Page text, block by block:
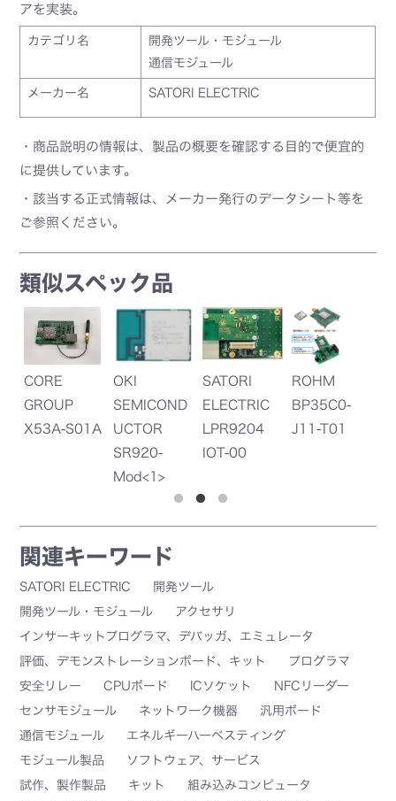
アを実装。
カテゴリ名
開発ツール・モジュール
通信モジュール
メーカー名 SATORI ELECTRIC
・商品説明の情報は、製品の概要を確認する目的で便宜的
に提供しています。
・該当する正式情報は、メーカー発行のデータシート等を
ご参照ください。
類似スペック品
CORE
GROUP
X53A-S01A
OKI
SEMICOND
UCTOR
SR920-
Mod<1>
SATORI
ELECTRIC
LPR9204
IOT-00
ROHM
BP35C0-
J11-T01
関連キーワード
SATORI ELECTRIC
開発ツール
開発ツール・モジュール
アクセサリ
インサーキットプログラマ、デバッガ、エミュレータ
評価、デモンストレーションボード、キット
プログラマ
安全リレー
CPUボード ICソケット
NFCリーダー
センサモジュール
ネットワーク機器
汎用ボード
通信モジュール
エネルギーハーベスティング
モジュール製品
ソフトウェア、サービス
試作、製作製品
キット
組み込みコンピュータ